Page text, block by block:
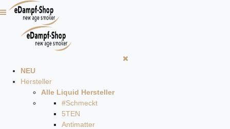
NEU
Hersteller
Alle Liquid Hersteller
#Schmeckt
5TEN
Antimatter